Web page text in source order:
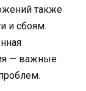
также
и сбоям.
— важные